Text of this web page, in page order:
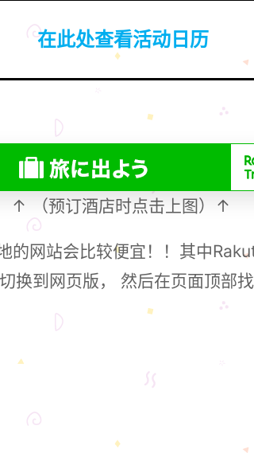
在此处查看活动日历
↑ （预订酒店时点击上图）↑
的网站会比较便宜！！其中
换到网页版， 然后在页面顶部